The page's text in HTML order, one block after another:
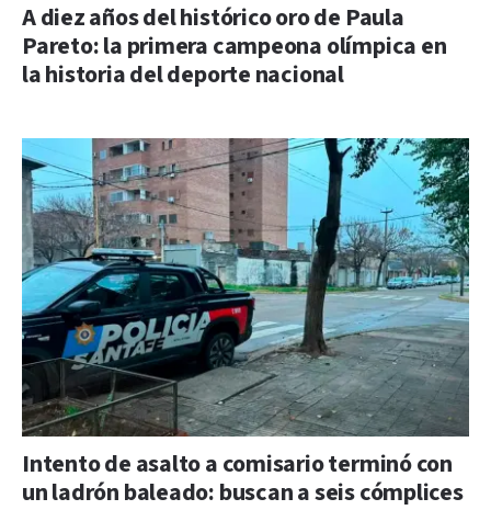
A diez años del histórico oro de Paula
Pareto: la primera campeona olímpica en
la historia del deporte nacional
Intento de asalto a comisario terminó con
un ladrón baleado: buscan a seis cómplices